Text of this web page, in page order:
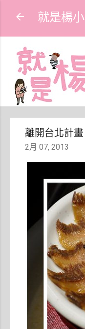
就是楊
離開台北計
2月 07, 2013